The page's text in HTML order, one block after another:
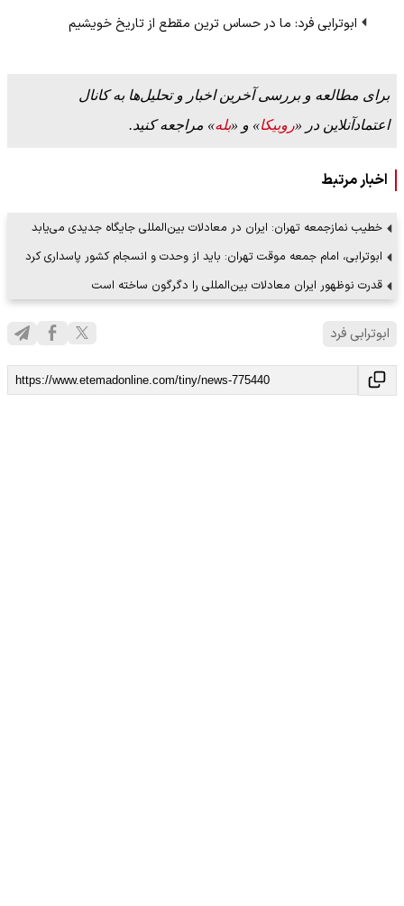
ابوترابی فرد: ما در حساس ترین مقطع از تاریخ خویشیم
برای مطالعه و بررسی آخرین اخبار و تحلیل‌ها به کانال
اعتمادآنلاین در «روبیکا» و «بله» مراجعه کنید.
اخبار مرتبط
خطیب نمازجمعه تهران: ایران در معادلات بین‌المللی جایگاه جدیدی می‌یابد
ابوترابی، امام جمعه موقت تهران: باید از وحدت و انسجام کشور پاسداری کرد
قدرت نوظهور ایران معادلات بین‌المللی را دگرگون ساخته است
ابوترابی فرد